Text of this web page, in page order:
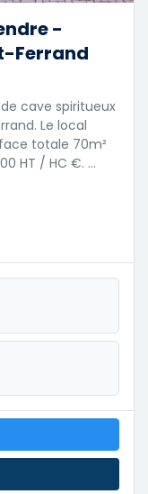
-
Ferrand
cave spiritueux
Le local
totale 70m²
HT / HC €. …